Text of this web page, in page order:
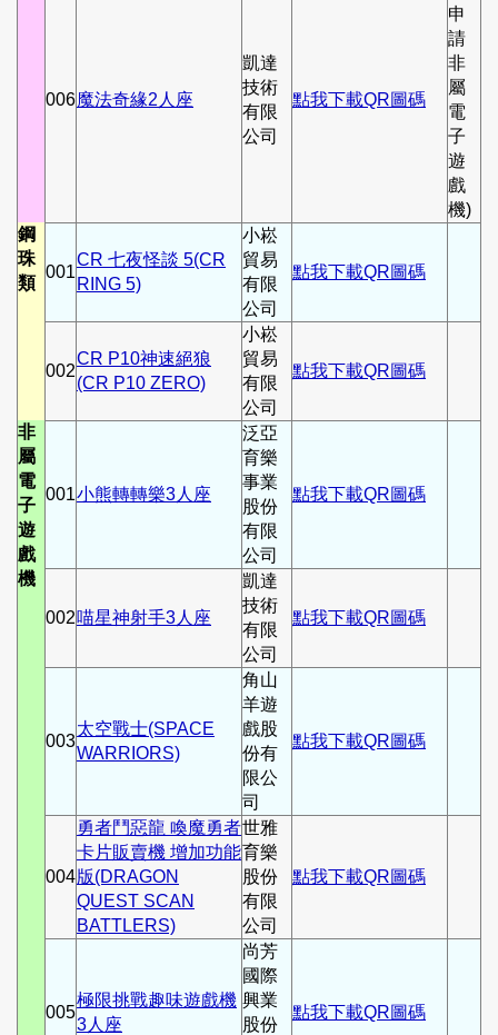
006魔法奇緣2人座
凱達
技術
有限
公司
點我下載QR圖碼
申
請
非
屬
電
子
遊
戲
機)
鋼
珠
類
001
CR 七夜怪談 5(CR
RING 5)
小崧
貿易
有限
公司
點我下載QR圖碼
002
CR P10神速絕狼
(CR P10 ZERO)
小崧
貿易
有限
公司
點我下載QR圖碼
非
屬
電
子
遊
戲
機
001小熊轉轉樂3人座
泛亞
育樂
事業
股份
有限
公司
點我下載QR圖碼
002喵星神射手3人座
凱達
技術
有限
公司
點我下載QR圖碼
003
太空戰士(SPACE
WARRIORS)
角山
羊遊
戲股
份有
限公
司
點我下載QR圖碼
004
勇者鬥惡龍 喚魔勇者
卡片販賣機 增加功能
版(DRAGON
QUEST SCAN
BATTLERS)
世雅
育樂
股份
有限
公司
點我下載QR圖碼
005
極限挑戰趣味遊戲機
3人座
尚芳
國際
興業
股份
點我下載QR圖碼